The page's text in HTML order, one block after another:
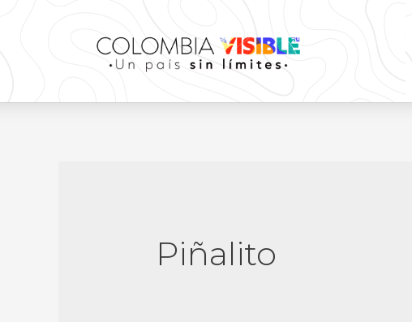
Piñalito